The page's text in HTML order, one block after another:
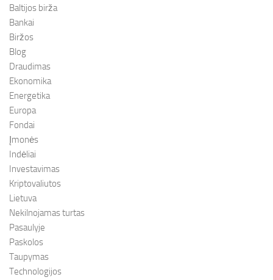
Baltijos birža
Bankai
Biržos
Blog
Draudimas
Ekonomika
Energetika
Europa
Fondai
Įmonės
Indėliai
Investavimas
Kriptovaliutos
Lietuva
Nekilnojamas turtas
Pasaulyje
Paskolos
Taupymas
Technologijos